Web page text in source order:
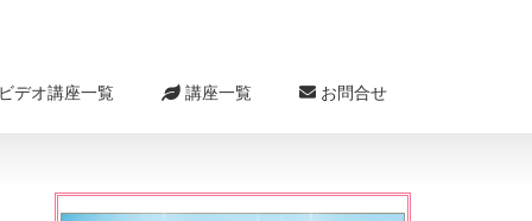
デオ講座一覧 講座一覧 お問合せ